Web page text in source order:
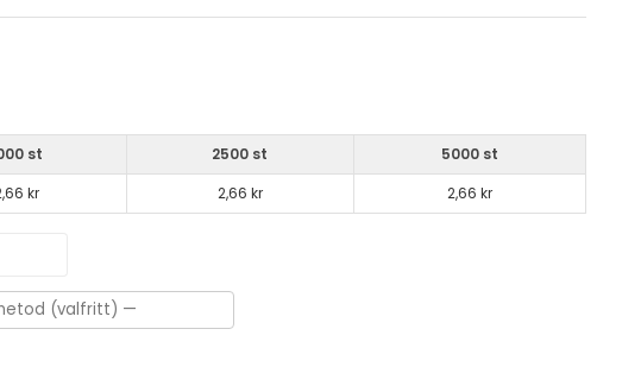
st 2500 st 5000 st
kr 2,66 kr 2,66 kr